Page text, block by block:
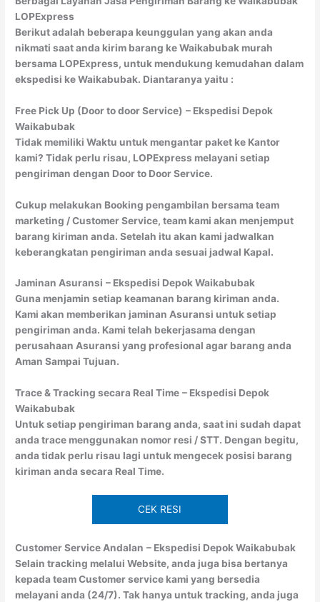
LOPExpress
Berikut adalah beberapa keunggulan yang akan anda
nikmati saat anda kirim barang ke Waikabubak murah
bersama LOPExpress, untuk mendukung kemudahan dalam
ekspedisi ke Waikabubak. Diantaranya yaitu :
Free Pick Up (Door to door Service) – Ekspedisi Depok
Waikabubak
Tidak memiliki Waktu untuk mengantar paket ke Kantor
kami? Tidak perlu risau, LOPExpress melayani setiap
pengiriman dengan Door to Door Service.
Cukup melakukan Booking pengambilan bersama team
marketing / Customer Service, team kami akan menjemput
barang kiriman anda. Setelah itu akan kami jadwalkan
keberangkatan pengiriman anda sesuai jadwal Kapal.
Jaminan Asuransi – Ekspedisi Depok Waikabubak
Guna menjamin setiap keamanan barang kiriman anda.
Kami akan memberikan jaminan Asuransi untuk setiap
pengiriman anda. Kami telah bekerjasama dengan
perusahaan Asuransi yang profesional agar barang anda
Aman Sampai Tujuan.
Trace & Tracking secara Real Time – Ekspedisi Depok
Waikabubak
Untuk setiap pengiriman barang anda, saat ini sudah dapat
anda trace menggunakan nomor resi / STT. Dengan begitu,
anda tidak perlu risau lagi untuk mengecek posisi barang
kiriman anda secara Real Time.
CEK RESI
Customer Service Andalan – Ekspedisi Depok Waikabubak
Selain tracking melalui Website, anda juga bisa bertanya
kepada team Customer service kami yang bersedia
melayani anda (24/7). Tak hanya untuk tracking, anda juga